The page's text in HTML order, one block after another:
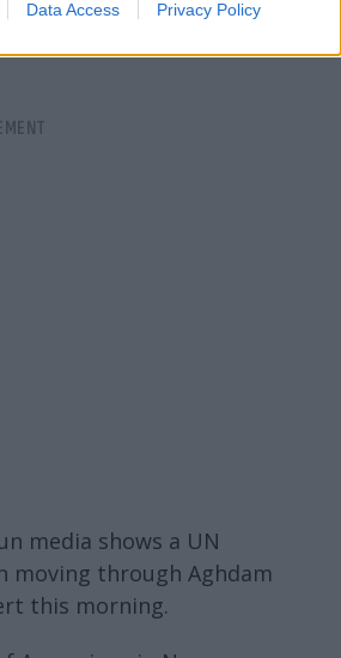
Data Access Privacy Policy
media shows a UN
moving through Aghdam
this morning.